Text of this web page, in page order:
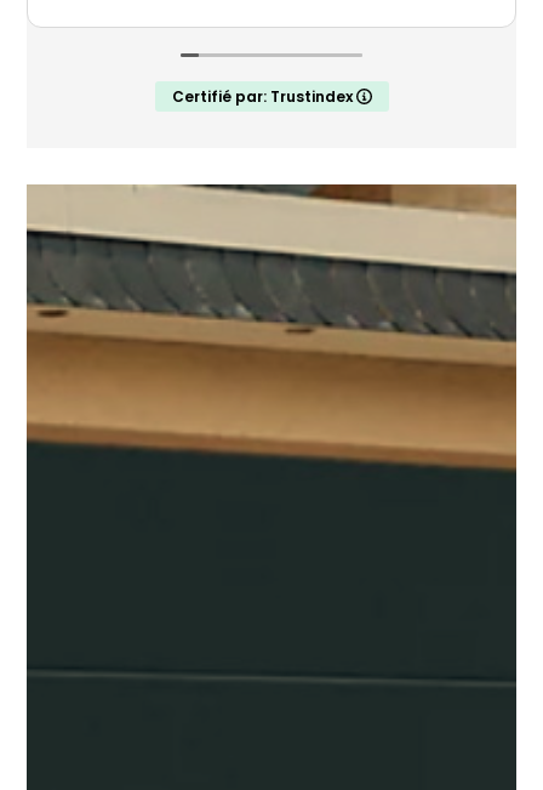
Le portail a été posé en novembre 2024 , il
nous donne entière satisfaction.
Certifié par: Trustindex